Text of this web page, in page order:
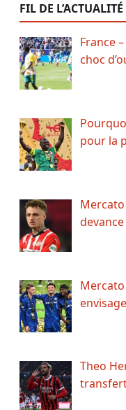
FIL DE
France
choc
pour la
Mercato
devance
Theo